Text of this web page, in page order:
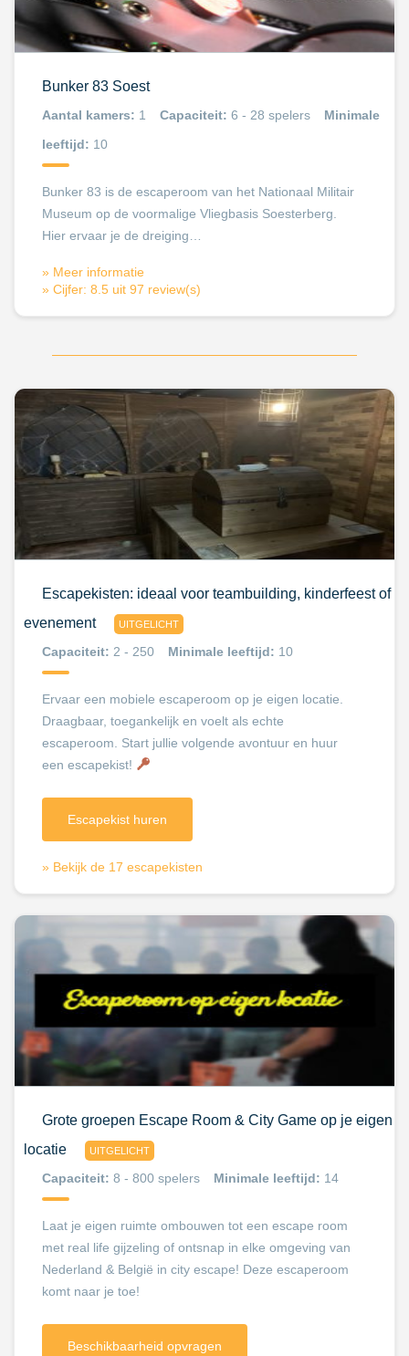
Bunker 83 Soest
Aantal kamers: 1 Capaciteit: 6 - 28 spelers
Minimale
leeftijd: 10
Bunker 83 is de escaperoom van het Nationaal Militair
Museum op de voormalige Vliegbasis Soesterberg.
Hier ervaar je de dreiging…
» Meer informatie
» Cijfer: 8.5 uit 97 review(s)
Escapekisten: ideaal voor teambuilding, kinderfeest of
evenement
UITGELICHT
Capaciteit: 2 - 250 Minimale leeftijd: 10
Ervaar een mobiele escaperoom op je eigen locatie.
Draagbaar, toegankelijk en voelt als echte
escaperoom. Start jullie volgende avontuur en huur
een escapekist!
Escapekist huren
» Bekijk de 17 escapekisten
Grote groepen Escape Room & City Game op je eigen
locatie
UITGELICHT
Capaciteit: 8 - 800 spelers Minimale leeftijd: 14
Laat je eigen ruimte ombouwen tot een escape room
met real life gijzeling of ontsnap in elke omgeving van
Nederland & België in city escape! Deze escaperoom
komt naar je toe!
Beschikbaarheid opvragen